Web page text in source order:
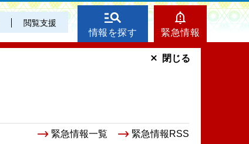
閲覧支援
情報を探す 緊急情報
緊急情報一覧 緊急情報RSS
閉じる